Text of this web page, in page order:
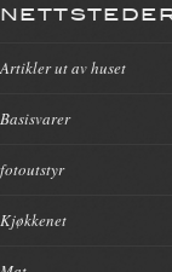
Artikler ut av huset
Basisvarer
fotoutstyr
Kjøkkenet